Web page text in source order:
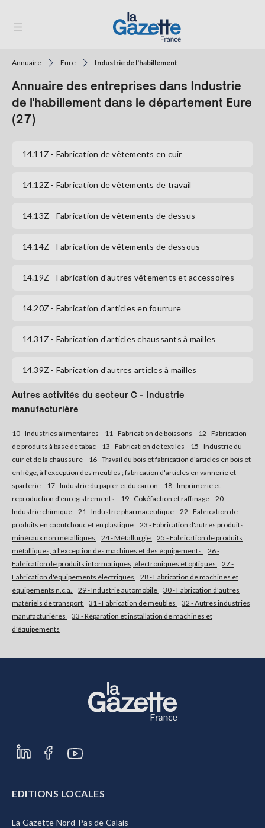
RÉGIONS
FORMATS
TENDANCES
LA
Se
Annuaire Eure Industrie de l'habillement
Annuaire des entreprises dans Industrie
de l'habillement dans le département Eure
(27)
14.11Z - Fabrication de vêtements en cuir
14.12Z - Fabrication de vêtements de travail
14.13Z - Fabrication de vêtements de dessus
14.14Z - Fabrication de vêtements de dessous
14.19Z - Fabrication d'autres vêtements et accessoires
14.20Z - Fabrication d'articles en fourrure
14.31Z - Fabrication d'articles chaussants à mailles
14.39Z - Fabrication d'autres articles à mailles
Autres activités du secteur C - Industrie
manufacturière
10 - Industries alimentaires 11 - Fabrication de boissons
12 - Fabrication
de produits à base de tabac
13 - Fabrication de textiles
15 - Industrie du
cuir et de la chaussure
16 - Travail du bois et fabrication d'articles en bois et
en liège, à l'exception des meubles ; fabrication d'articles en vannerie et
sparterie
17 - Industrie du papier et du carton
18 - Imprimerie et
reproduction d'enregistrements
19 - Cokéfaction et raffinage
20 -
Industrie chimique
21 - Industrie pharmaceutique
22 - Fabrication de
produits en caoutchouc et en plastique
23 - Fabrication d'autres produits
minéraux non métalliques
24 - Métallurgie
25 - Fabrication de produits
métalliques, à l'exception des machines et des équipements
26 -
Fabrication de produits informatiques, électroniques et optiques
27 -
Fabrication d'équipements électriques
28 - Fabrication de machines et
équipements n.c.a.
29 - Industrie automobile
30 - Fabrication d'autres
matériels de transport
31 - Fabrication de meubles
32 - Autres industries
manufacturières
33 - Réparation et installation de machines et
d'équipements
EDITIONS LOCALES
La Gazette Nord-Pas de Calais